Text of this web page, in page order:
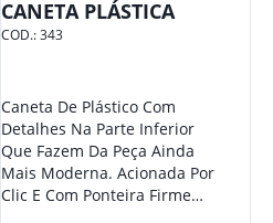
CANETA PLÁSTICA
COD.:343
Caneta De Plástico Com
Detalhes Na Parte Inferior
Que Fazem Da Peça Ainda
Mais Moderna. Acionada Por
Clic E Com Ponteira Firme